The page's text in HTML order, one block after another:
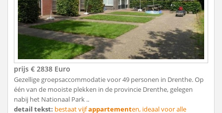
prijs € 2838 Euro
Gezellige groepsaccommodatie voor 49 personen in Drenthe. Op
één van de mooiste plekken in de provincie Drenthe, gelegen
nabij het Nationaal Park ..
detail tekst: bestaat vijfappartementen, ideaal voor alle